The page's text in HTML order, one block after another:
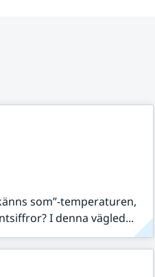
som”-temperaturen,
I denna vägled...